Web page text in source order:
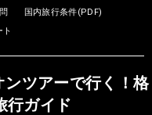
国内旅行条件(PDF)
ト
ンツアーで行く！格
行ガイド